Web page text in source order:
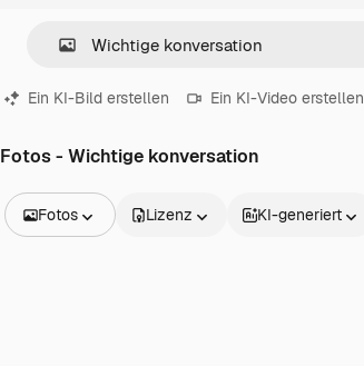
Ein KI-Bild erstellen Ein KI-Video erstellen
Fotos - Wichtige konversation
Fotos Lizenz KI-generiert